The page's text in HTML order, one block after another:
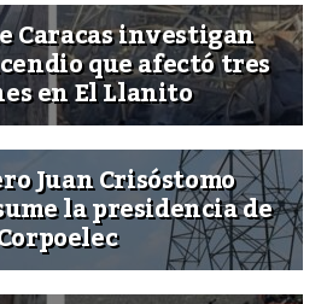
Caracas investigan
que afectó tres
en El Llanito
Juan Crisóstomo
la presidencia de